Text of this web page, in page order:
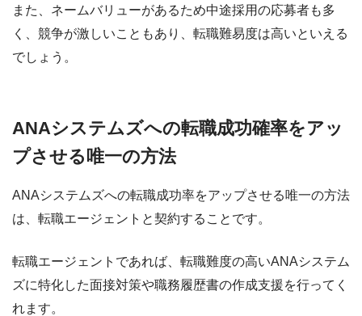
また、ネームバリューがあるため中途採用の応募者も多
く、競争が激しいこともあり、転職難易度は高いといえる
でしょう。
ANAシステムズへの転職成功確率をアッ
プさせる唯一の方法
ANAシステムズへの転職成功率をアップさせる唯一の方法
は、転職エージェントと契約することです。
転職エージェントであれば、転職難度の高いANAシステム
ズに特化した面接対策や職務履歴書の作成支援を行ってく
れます。